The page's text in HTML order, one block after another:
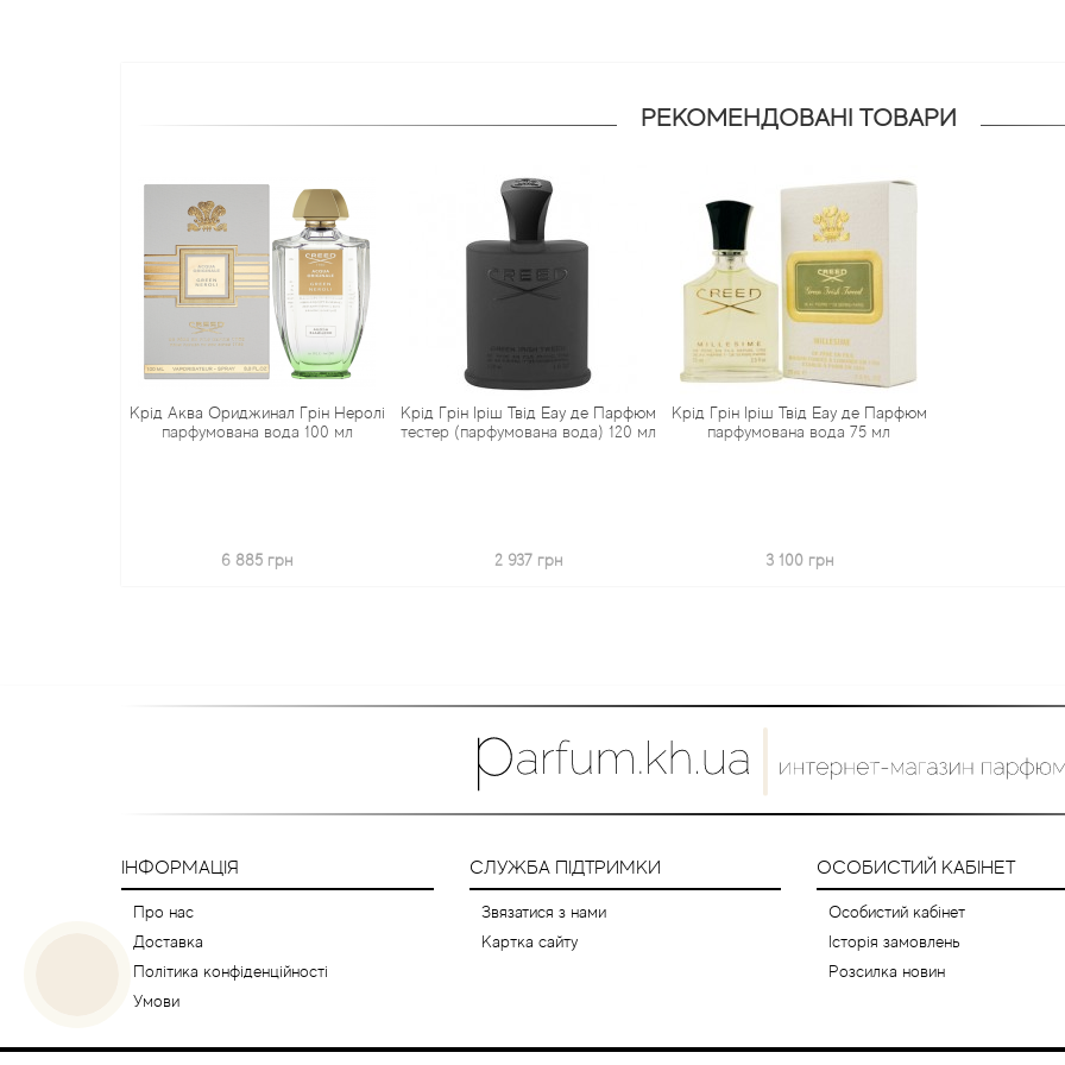
РЕКОМЕНДОВАНІ ТОВАРИ
Крід Аква Ориджинал Грін Неролі
парфумована вода 100 мл
6 885 грн
Крід Грін Іріш Твід Еау де Парфюм
тестер (парфумована вода) 120 мл
2 937 грн
Крід Грін Іріш Твід Еау де Парфюм
парфумована вода 75 мл
3 100 грн
ІНФОРМАЦІЯ
Про нас
Доставка
Політика конфіденційності
Умови
СЛУЖБА ПІДТРИМКИ
Звязатися з нами
Картка сайту
ОСОБИСТИЙ КАБІНЕТ
Особистий кабінет
Історія замовлень
Розсилка новин